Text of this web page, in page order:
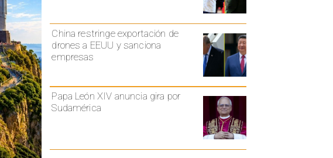
China restringe exportación de
drones a EEUU y sanciona
empresas
Papa León XIV anuncia gira por
Sudamérica